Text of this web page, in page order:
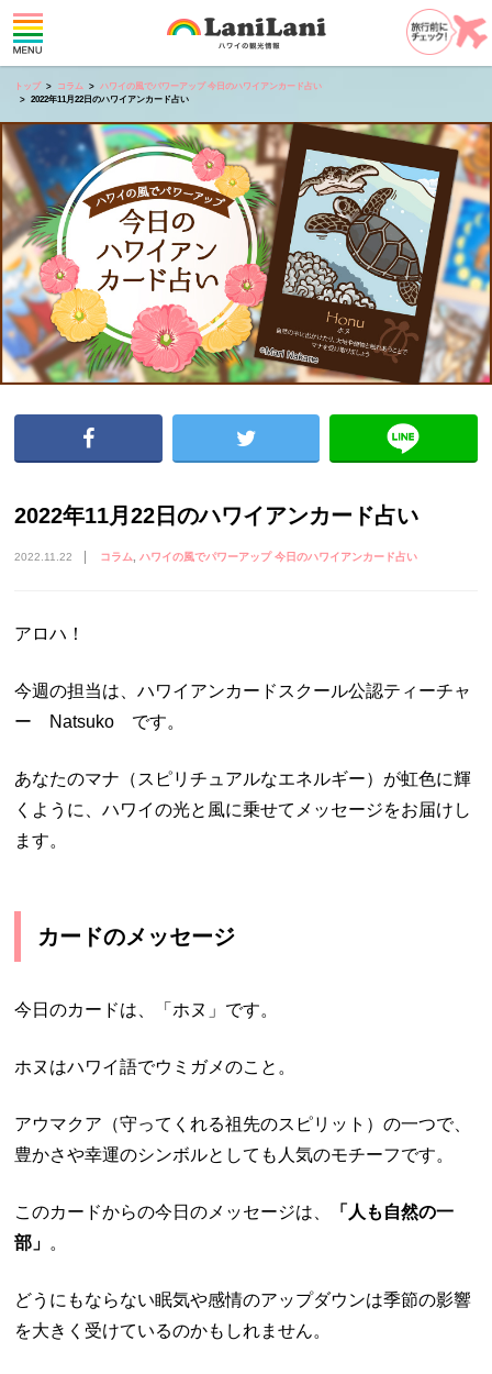
トップ コラム
ハワイの風でパワーアップ 今日のハワイアンカード占い
2022年11月22日のハワイアンカード占い
2022年11月22日のハワイアンカード占い
2022.11.22 コラム ハワイの風でパワーアップ 今日のハワイアンカード占い
アロハ！
今週の担当は、ハワイアンカードスクール公認ティーチャ
ー Natsuko です。
あなたのマナ（スピリチュアルなエネルギー）が虹色に輝
くように、ハワイの光と風に乗せてメッセージをお届けし
ます。
カードのメッセージ
今日のカードは、「ホヌ」です。
ホヌはハワイ語でウミガメのこと。
アウマクア（守ってくれる祖先のスピリット）の一つで、
豊かさや幸運のシンボルとしても人気のモチーフです。
このカードからの今日のメッセージは、
「人も自然の一
部」 。
どうにもならない眠気や感情のアップダウンは季節の影響
を大きく受けているのかもしれません。